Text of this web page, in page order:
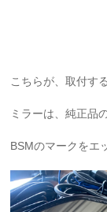
こちらが、取付す
ミラーは、純正品
BSMのマークをエ